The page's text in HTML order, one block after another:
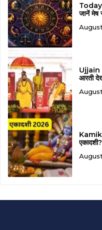
जानें मेष
Ujjain
आरती